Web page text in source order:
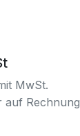
MwSt.
auf Rechnung